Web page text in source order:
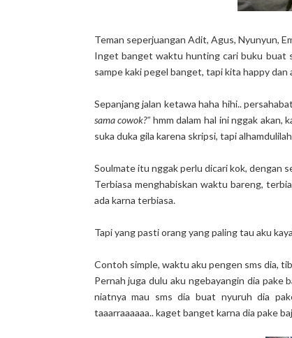
Teman seperjuangan Adit, Agus, Nyunyun,
Inget banget waktu hunting cari buku buat
sampe kaki pegel banget, tapi kita happy dan
Sepanjang jalan ketawa haha hihi..
sama cowok?" hmm dalam hal ini nggak akan,
suka duka gila karena skripsi, tapi
Soulmate itu nggak perlu dicari kok, dengan
Terbiasa menghabiskan waktu bareng,
ada karna terbiasa.
Tapi yang pasti orang yang paling tau aku
Contoh simple, waktu aku pengen sms dia,
Pernah juga dulu aku ngebayangin dia pake
niatnya mau sms dia buat nyuruh dia
taaarraaaaaa.. kaget banget karna dia pake